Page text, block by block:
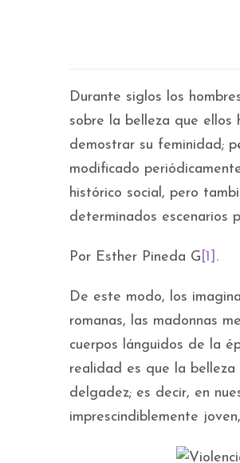
Durante siglos los
sobre la belleza que ellos
demostrar su feminidad;
modificado
histórico social, pero
determinados escenarios
Por Esther Pineda G [1] .
De este modo, los
romanas, las madonnas
cuerpos lánguidos de la
realidad es que la
delgadez; es decir, en
imprescindiblemente